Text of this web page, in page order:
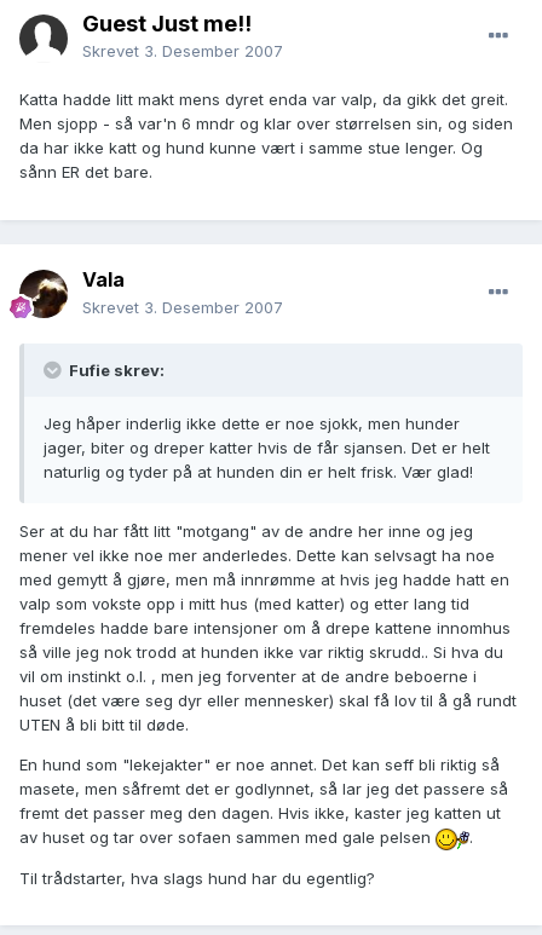
Guest Just me!!
Skrevet 3. Desember 2007
Katta hadde litt makt mens dyret enda var valp, da gikk det greit.
Men sjopp - så var'n 6 mndr og klar over størrelsen sin, og siden
da har ikke katt og hund kunne vært i samme stue lenger. Og
sånn ER det bare.
Vala
Skrevet 3. Desember 2007
Fufie skrev:
Jeg håper inderlig ikke dette er noe sjokk, men hunder
jager, biter og dreper katter hvis de får sjansen. Det er helt
naturlig og tyder på at hunden din er helt frisk. Vær glad!
Ser at du har fått litt "motgang" av de andre her inne og jeg
mener vel ikke noe mer anderledes. Dette kan selvsagt ha noe
med gemytt å gjøre, men må innrømme at hvis jeg hadde hatt en
valp som vokste opp i mitt hus (med katter) og etter lang tid
fremdeles hadde bare intensjoner om å drepe kattene innomhus
så ville jeg nok trodd at hunden ikke var riktig skrudd.. Si hva du
vil om instinkt o.l. , men jeg forventer at de andre beboerne i
huset (det være seg dyr eller mennesker) skal få lov til å gå rundt
UTEN å bli bitt til døde.
En hund som "lekejakter" er noe annet. Det kan seff bli riktig så
masete, men såfremt det er godlynnet, så lar jeg det passere så
fremt det passer meg den dagen. Hvis ikke, kaster jeg katten ut
av huset og tar over sofaen sammen med gale pelsen
.
Til trådstarter, hva slags hund har du egentlig?